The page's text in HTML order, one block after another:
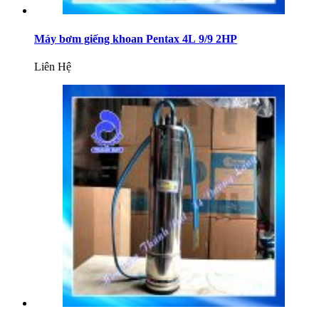
Máy bơm giếng khoan Pentax 4L 9/9 2HP
Liên Hệ